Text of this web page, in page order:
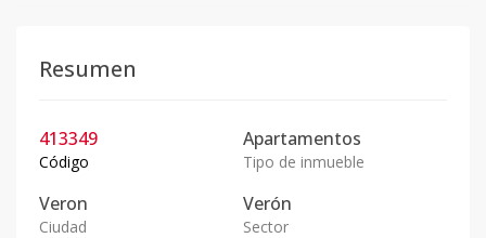
Resumen
413349
Código
Apartamentos
Tipo de inmueble
Veron
Ciudad
Verón
Sector